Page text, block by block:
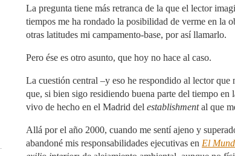
La pregunta tiene más retranca de la que el lector
tiempos me ha rondado la posibilidad de verme en la
otras latitudes mi campamento-base, por así llamarlo.
Pero ése es otro asunto, que hoy no hace al caso.
La cuestión central –y eso he respondido al lector que
que, si bien sigo residiendo buena parte del tiempo
vivo de hecho en el Madrid del establishmental que
Allá por el año 2000, cuando me sentí ajeno y
abandoné mis responsabilidades ejecutivas en El